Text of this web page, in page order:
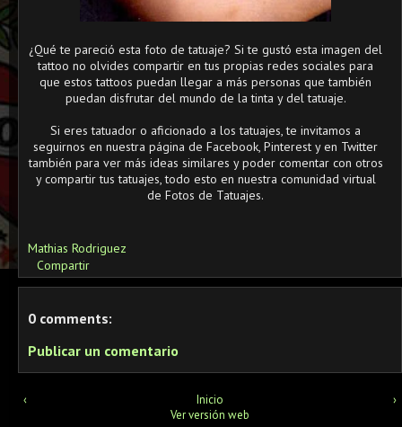
¿Qué te pareció esta foto de tatuaje? Si te gustó esta imagen del
tattoo no olvides compartir en tus propias redes sociales para
que estos tattoos puedan llegar a más personas que también
puedan disfrutar del mundo de la tinta y del tatuaje.
Si eres tatuador o aficionado a los tatuajes, te invitamos a
seguirnos en nuestra página de Facebook, Pinterest y en Twitter
también para ver más ideas similares y poder comentar con otros
y compartir tus tatuajes, todo esto en nuestra comunidad virtual
de Fotos de Tatuajes.
Mathias Rodriguez
Compartir
0 comments:
Publicar un comentario
‹ ›
Inicio
Ver versión web